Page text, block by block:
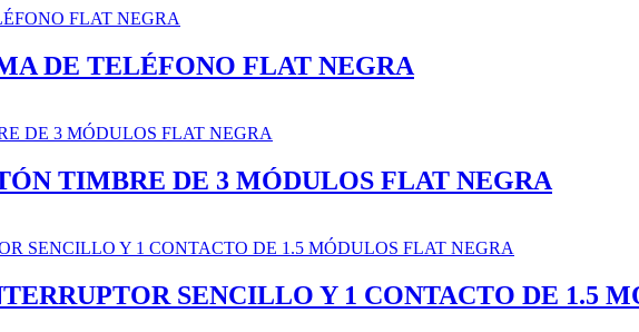
DE TELÉFONO FLAT NEGRA
TIMBRE DE 3 MÓDULOS FLAT NEGRA
SENCILLO Y 1 CONTACTO DE 1.5